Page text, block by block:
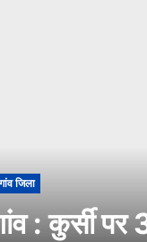
जिला
: कुर्सी